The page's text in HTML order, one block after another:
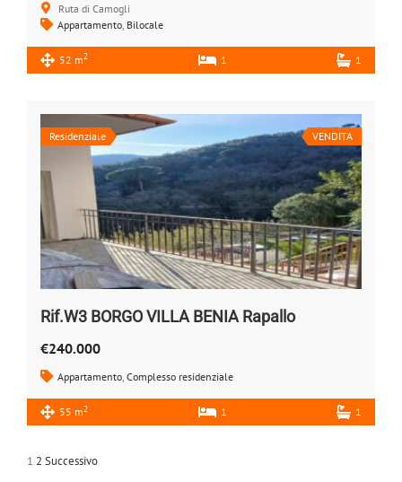
Ruta di Camogli
Appartamento Bilocale
52 m2 1 1
Residenziale VENDITA
Rif.W3 BORGO VILLA BENIA Rapallo
€240.000
Appartamento, Complesso residenziale
55 m2 1 1
1 2 Successivo